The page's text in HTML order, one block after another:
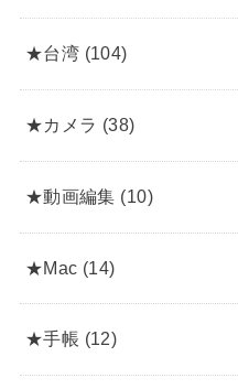
★台湾 (104)
★カメラ (38)
★動画編集 (10)
★Mac (14)
★手帳 (12)